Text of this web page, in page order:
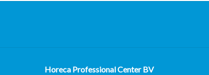
Horeca Professional Center BV